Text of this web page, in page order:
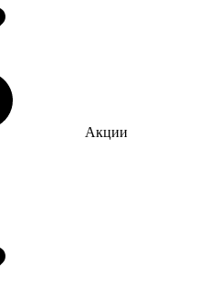
Акции